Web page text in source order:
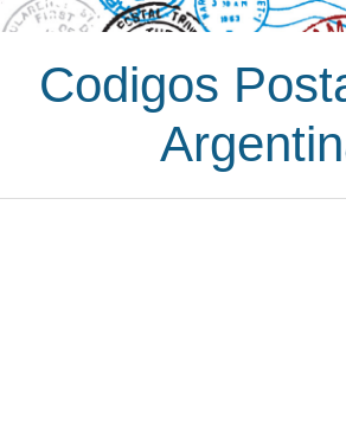
Codigos